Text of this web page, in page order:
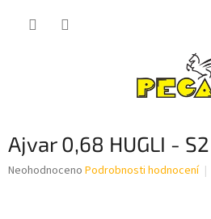
Ajvar 0,68 HUGLI - S2
Průměrné
Neohodnoceno Podrobnosti hodnocení